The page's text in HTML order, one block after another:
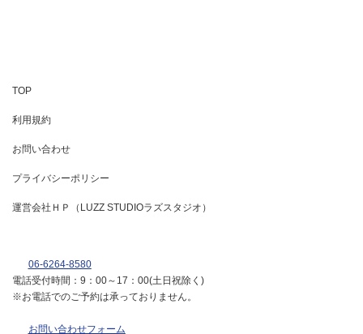
TOP
利用規約
お問い合わせ
プライバシーポリシー
運営会社ＨＰ（LUZZ STUDIOラズスタジオ）
06-6264-8580
電話受付時間：9：00～17：00(土日祝除く)
※お電話でのご予約は承っておりません。
お問い合わせフォーム